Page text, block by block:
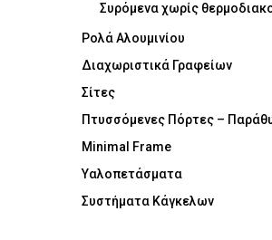
Συρόμενα χωρίς
Ρολά Αλουμινίου
Διαχωριστικά Γραφείων
Σίτες
Πτυσσόμενες Πόρτες –
Minimal Frame
Υαλοπετάσματα
Συστήματα Κάγκελων